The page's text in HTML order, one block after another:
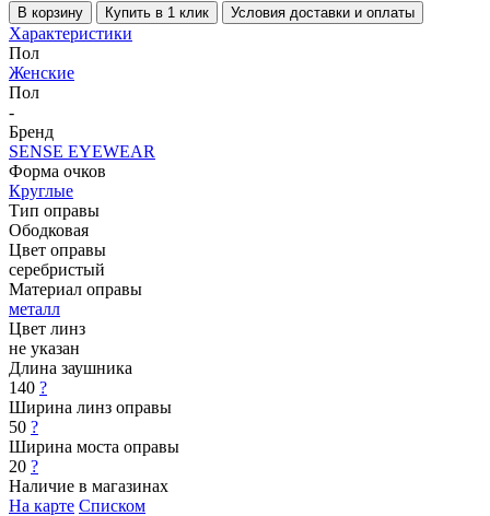
В корзину Купить в 1 клик Условия доставки и оплаты
Характеристики
Пол
Женские
Пол
-
Бренд
SENSE EYEWEAR
Форма очков
Круглые
Тип оправы
Ободковая
Цвет оправы
серебристый
Материал оправы
металл
Цвет линз
не указан
Длина заушника
140 ?
Ширина линз оправы
50 ?
Ширина моста оправы
20 ?
Наличие в магазинах
На карте Списком